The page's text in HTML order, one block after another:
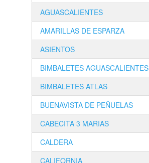
AGUASCALIENTES
AMARILLAS DE ESPARZA
ASIENTOS
BIMBALETES AGUASCALIENTES
BIMBALETES ATLAS
BUENAVISTA DE PEÑUELAS
CABECITA 3 MARIAS
CALDERA
CALIFORNIA